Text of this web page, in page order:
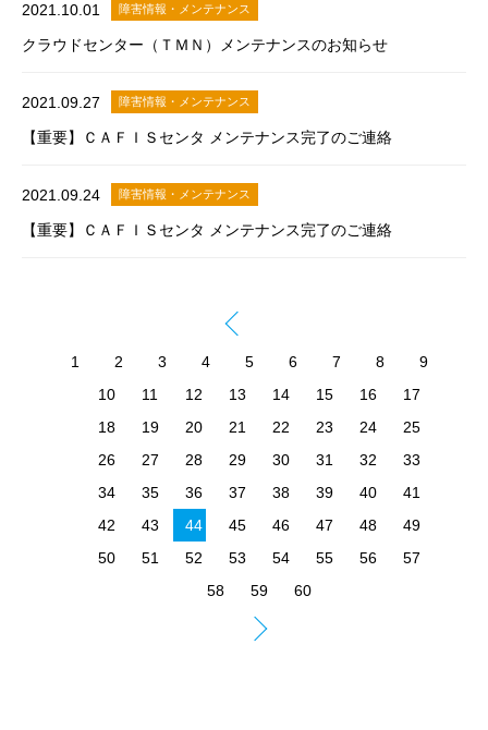
2021.10.01 障害情報・メンテナンス
クラウドセンター（ＴＭＮ）メンテナンスのお知らせ
2021.09.27 障害情報・メンテナンス
【重要】ＣＡＦＩＳセンタ メンテナンス完了のご連絡
2021.09.24 障害情報・メンテナンス
【重要】ＣＡＦＩＳセンタ メンテナンス完了のご連絡